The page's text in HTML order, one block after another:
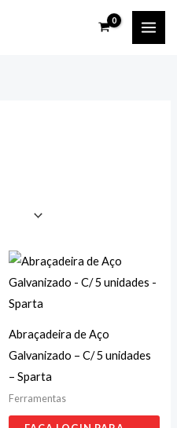
Abraçadeira de Aço
Galvanizado – C/ 5 unidades
– Sparta
Ferramentas